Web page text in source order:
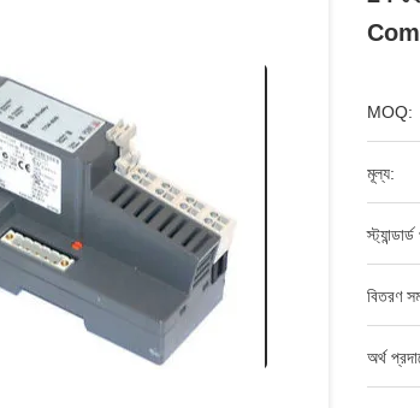
MOQ:
মূল্য:
বিতরণ
অর্থ